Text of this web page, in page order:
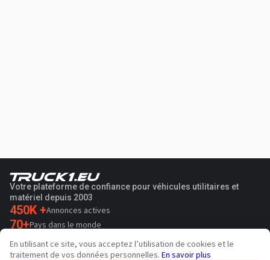
Votre plateforme de confiance pour véhicules utilitaires et
matériel depuis 2003
450K +Annonces actives
70+Pays dans le monde
36 Langues prises en charge
En utilisant ce site, vous acceptez l’utilisation de cookies et le
traitement de vos données personnelles. En savoir plus